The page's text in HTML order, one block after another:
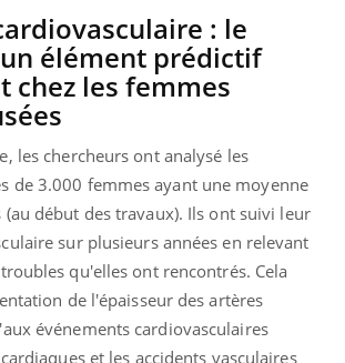
: le
élément prédictif
chez les femmes
les chercheurs ont analysé les
de 3.000 femmes ayant une moyenne
(au début des travaux). Ils ont suivi leur
sur plusieurs années en relevant
qu'elles ont rencontrés. Cela
de l'épaisseur des artères
événements cardiovasculaires
et les accidents vasculaires